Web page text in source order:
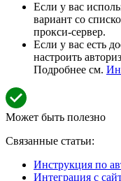
Если у вас
вариант со
прокси-сервер.
Если у вас есть
настроить
Подробнее см.
Может быть полезно
Связанные статьи:
Инструкция по
Интеграция с